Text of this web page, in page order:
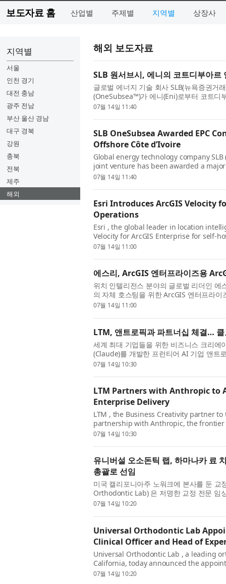
보도자료 홈 산업별 주제별 지역별 상장사
지역별
서울
인천 경기
대전 충남
광주 전남
부산 울산 경남
대구 경북
강원
충북
전북
제주
해외
해외 보도자료
SLB 원서브시, 에니의 코트디부아르
글로벌 에너지 기술 회사 SLB(뉴욕증권거
(OneSubsea™)가 에니(Eni)로부터 코트디
주요 다중 유정 설계·조달·시공(EPC) 계약
07월 14일 11:40
SLB OneSubsea Awarded EPC
Offshore Côte d’Ivoire
Global energy technology company
joint venture has been awarded a
construction (EPC) contract by Eni for
07월 14일 11:40
Esri Introduces ArcGIS Velocity
Operations
Esri , the global leader in location
Velocity for ArcGIS Enterprise for self-
enables organizations to leverage
07월 14일 11:00
에스리, ArcGIS 엔터프라이즈용
위치 인텔리전스 분야의 글로벌 리더인
의 자체 호스팅을 위한 ArcGIS 엔터프라
Enterprise)의 일반 공급을 발표했다. 이는
07월 14일 11:00
LTM, 앤트로픽과 파트너십 체결…
세계 최대 기업들을 위한 비즈니스 크리
(Claude)를 개발한 프런티어 AI 기업 앤트
은 엔지니어링, 현대화 및 비즈니스 워크플
07월 14일 10:30
LTM Partners with Anthropic to
Enterprise Delivery
LTM , the Business Creativity partner
partnership with Anthropic, the
enterprise-scale adoption of Claude,
07월 14일 10:30
유니버설 오소돈틱 랩, 하마나카 료
총괄로 선임
미국 캘리포니아주 노워크에 본사를 둔
Orthodontic Lab) 은 저명한 교정 전문 임
최고임상책임자(Chief Clinical Officer) 겸
07월 14일 10:20
Universal Orthodontic Lab
Clinical Officer and Head of
Universal Orthodontic Lab , a leading
California, today announced the
clinician and professor, as Chief
07월 14일 10:20